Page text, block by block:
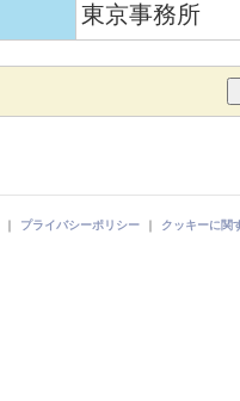
東京事務所
｜ プライバシーポリシー ｜ クッキーに関